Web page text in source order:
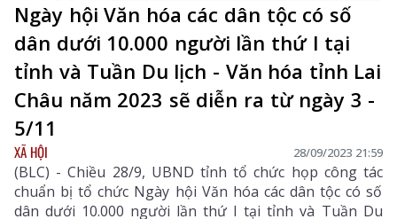
Ngày hội Văn hóa các dân tộc có số
dân dưới 10.000 người lần thứ I tại
tỉnh và Tuần Du lịch - Văn hóa tỉnh Lai
Châu năm 2023 sẽ diễn ra từ ngày 3 -
5/11
XÃ HỘI 28/09/2023 21:59
(BLC) - Chiều 28/9, UBND tỉnh tổ chức họp công tác
chuẩn bị tổ chức Ngày hội Văn hóa các dân tộc có số
dân dưới 10.000 người lần thứ I tại tỉnh và Tuần Du